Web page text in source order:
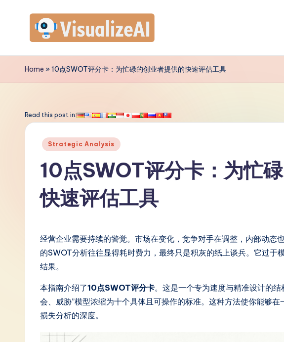
contentV
is
a
A
m
Home »10点SWOT评分卡：为忙碌的创业者提供的快速评估工具
Read this post in:
Posted
Strategic Analysis
10点SWOT评分卡：为忙
快速评估工具
经营企业需要持续的警觉。市场在变化，竞争对手在调整，内部动态
的SWOT分析往往显得耗时费力，最终只是积灰的纸上谈兵。它过于
结果。
本指南介绍了10点SWOT评分卡。这是一个专为速度与精准设计的
会、威胁”模型浓缩为十个具体且可操作的标准。这种方法使你能够
损失分析的深度。